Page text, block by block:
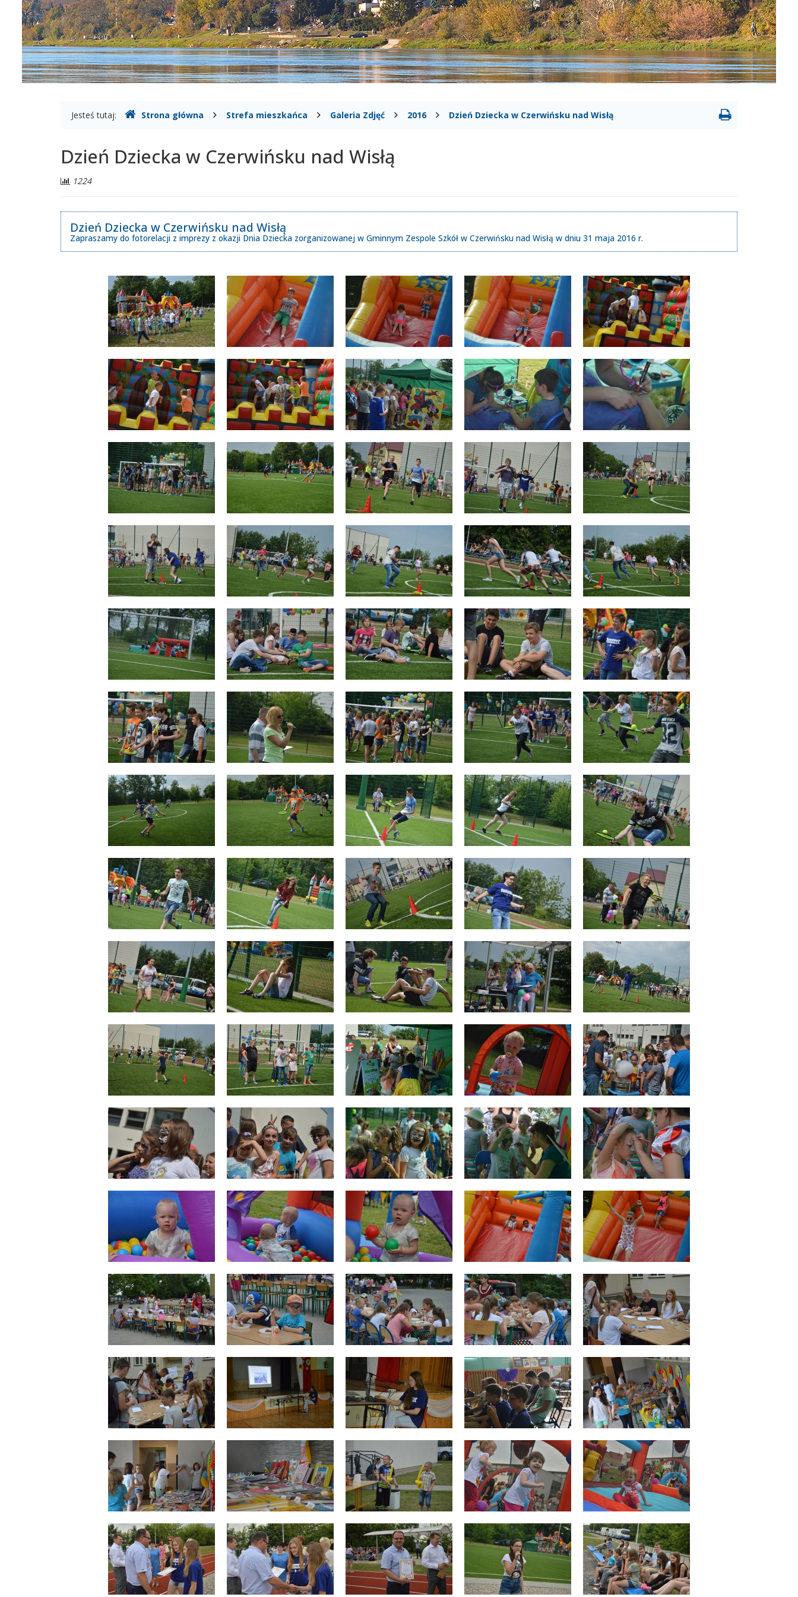
Wisłą
Gdzie
Jesteś tutaj: Strona główna Strefa mieszkańca Galeria Zdjęć 2016 Dzień Dziecka w Czerwińsku nad Wisłą
Dzień Dziecka w Czerwińsku nad Wisłą
Liczba
1224
Dzień Dziecka w Czerwińsku nad Wisłą
Zapraszamy do fotorelacji z imprezy z okazji Dnia Dziecka zorganizowanej w Gminnym Zespole Szkół w Czerwińsku nad Wisłą w dniu 31 maja 2016 r.